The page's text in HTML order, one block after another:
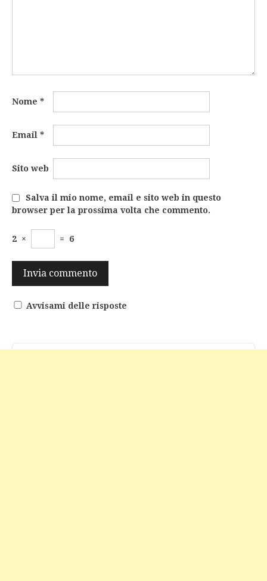
Nome *
Email *
Sito web
Salva il mio nome, email e sito web in questo
browser per la prossima volta che commento.
2 × = 6
Avvisami delle risposte